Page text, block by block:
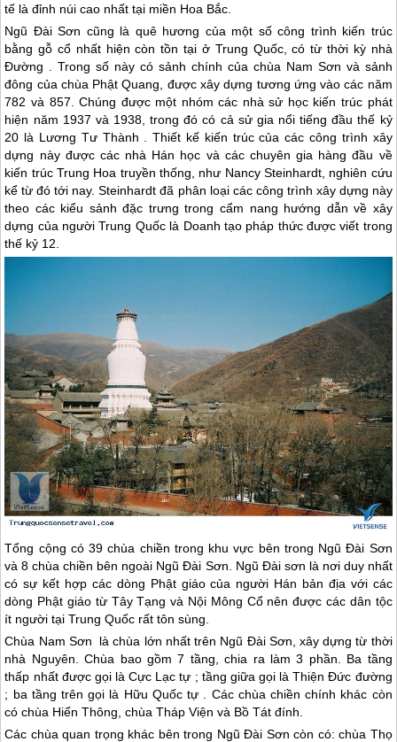
tế là đỉnh núi cao nhất tại miền Hoa Bắc.
Ngũ Đài Sơn cũng là quê hương của một số công trình kiến trúc
bằng gỗ cổ nhất hiện còn tồn tại ở Trung Quốc, có từ thời kỳ nhà
Đường . Trong số này có sảnh chính của chùa Nam Sơn và sảnh
đông của chùa Phật Quang, được xây dựng tương ứng vào các năm
782 và 857. Chúng được một nhóm các nhà sử học kiến trúc phát
hiện năm 1937 và 1938, trong đó có cả sử gia nổi tiếng đầu thế kỷ
20 là Lương Tư Thành . Thiết kế kiến trúc của các công trình xây
dựng này được các nhà Hán học và các chuyên gia hàng đầu về
kiến trúc Trung Hoa truyền thống, như Nancy Steinhardt, nghiên cứu
kể từ đó tới nay. Steinhardt đã phân loại các công trình xây dựng này
theo các kiểu sảnh đặc trưng trong cẩm nang hướng dẫn về xây
dựng của ngườiTrung Quốclà Doanh tạo pháp thức được viết trong
thế kỷ 12.
Tổng cộng có 39 chùa chiền trong khu vực bên trong Ngũ Đài Sơn
và 8 chùa chiền bên ngoài Ngũ Đài Sơn. Ngũ Đài sơn là nơi duy nhất
có sự kết hợp các dòng Phật giáo của người Hán bản địa với các
dòng Phật giáo từ Tây Tạng và Nội Mông Cổ nên được các dân tộc
ít người tạiTrung Quốc rất tôn sùng.
Chùa Nam Sơn là chùa lớn nhất trên Ngũ Đài Sơn, xây dựng từ thời
nhà Nguyên. Chùa bao gồm 7 tầng, chia ra làm 3 phần. Ba tầng
thấp nhất được gọi là Cực Lạc tự ; tầng giữa gọi là Thiện Đức đường
; ba tầng trên gọi là Hữu Quốc tự . Các chùa chiền chính khác còn
có chùa Hiển Thông, chùa Tháp Viện và Bồ Tát đính.
Các chùa quan trọng khác bên trong Ngũ Đài Sơn còn có: chùa Thọ